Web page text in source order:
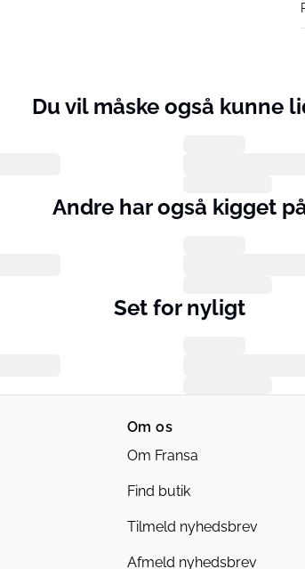
Du vil måske også kunne
Andre har også kigget
Set for nyligt
Om os
Om Fransa
Find butik
Tilmeld nyhedsbrev
Afmeld nyhedsbrev